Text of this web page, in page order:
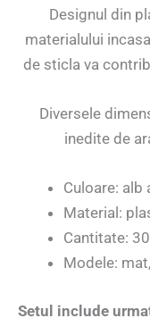
Designul din
materialului
de sticla va
Diversele
inedite de
Culoare: alb
Material:
Cantitate:
Modele:
Setul include